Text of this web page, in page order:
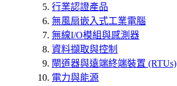
行業認證產品
無風扇嵌入式工業電腦
無線I/O模組與感測器
資料擷取與控制
閘道器與遠端終端裝置 (RTUs)
電力與能源